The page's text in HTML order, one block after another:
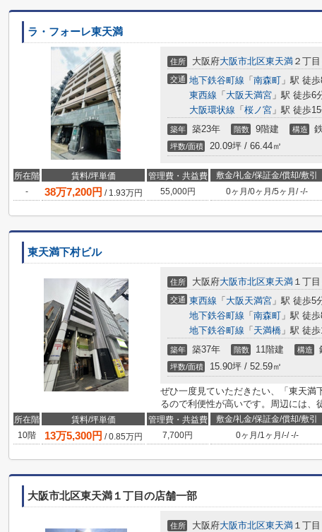
ラ・フォーレ東天満
住所 大阪府大阪市北区東天満 ２丁目
交通 地下鉄谷町線 「 南森町 」駅 徒
東西線 「 大阪天満宮 」駅 徒歩6
大阪環状線 「 桜ノ宮 」駅 徒歩
築年 築23年 階数 9階建 構造
坪数/面積 20.09坪 / 66.44㎡
所在階 賃料/坪単価 管理費・共益費 敷金/礼金/保証金/償却/敷引
-
38万7,200円 / 1.93万円 55,000円 0ヶ月 /0ヶ月 /5ヶ月 /-/-
東天満下村ビル
住所 大阪府大阪市北区東天満 １丁目
交通 東西線 「 大阪天満宮 」駅 徒歩5
地下鉄谷町線 「 南森町 」駅 徒
地下鉄谷町線 「 天満橋 」駅 徒
築年 築37年 階数 11階建 構造
坪数/面積 15.90坪 / 52.59㎡
ぜひ一度見ていただきたい、「東天満
るので利便性が高いです。周辺には、
所在階 賃料/坪単価 管理費・共益費 敷金/礼金/保証金/償却/敷引
10階
13万5,300円 /0.85万円 7,700円 0ヶ月 /1ヶ月 /-/-/-
大阪市北区東天満１丁目の店舗一部
住所 大阪府大阪市北区東天満 １丁目